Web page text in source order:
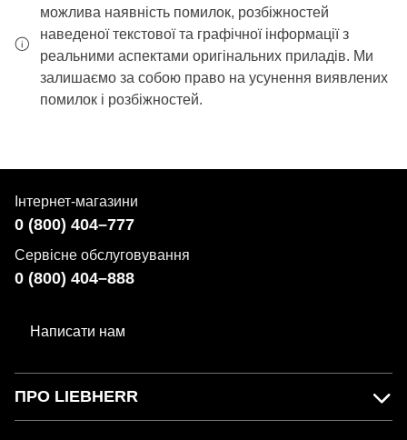
можлива наявність помилок, розбіжностей
наведеної текстової та графічної інформації з
реальними аспектами оригінальних приладів. Ми
залишаємо за собою право на усунення виявлених
помилок і розбіжностей.
Інтернет-магазини
0 (800) 404–777
Сервісне обслуговування
0 (800) 404–888
Написати нам
ПРО LIEBHERR